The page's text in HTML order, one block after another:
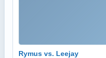
Rymus vs. Leejay